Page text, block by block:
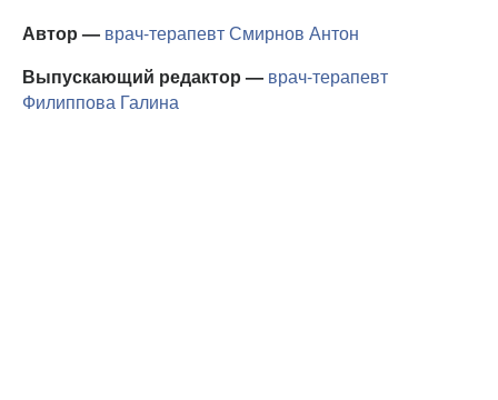
Автор — врач-терапевтСмирнов Антон
Выпускающий редактор — врач-терапевт
Филиппова Галина